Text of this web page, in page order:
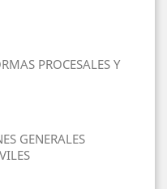
PROCESALES Y
GENERALES